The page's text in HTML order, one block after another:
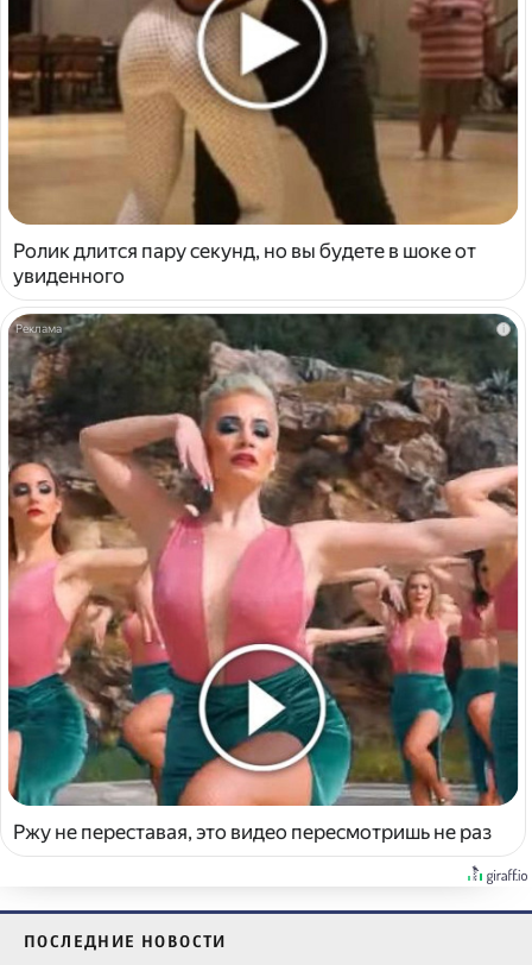
Ролик длится пару секунд, но вы будете в шоке от
увиденного
i
Ржу не переставая, это видео пересмотришь не раз
ПОСЛЕДНИЕ НОВОСТИ